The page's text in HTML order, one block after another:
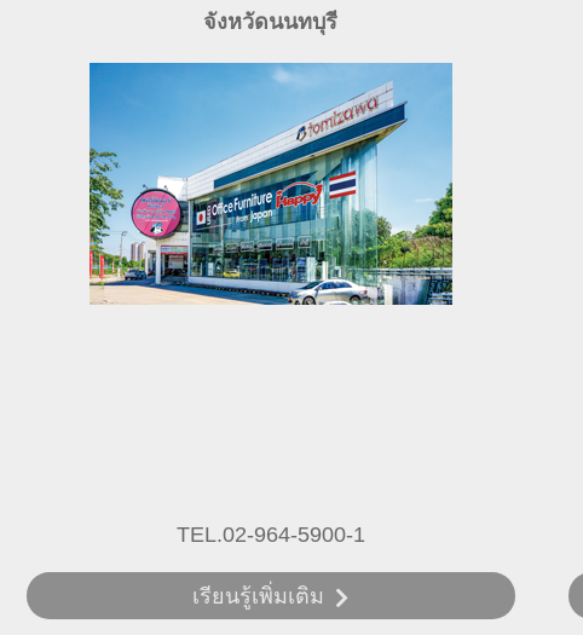
จังหวัดนนทบุรี
TEL.02-964-5900-1
เรียนรู้เพิ่มเติม